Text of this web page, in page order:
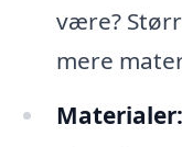
være?
mere
Materialer: